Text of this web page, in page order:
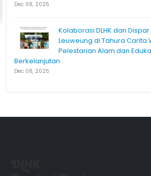
Dec 08, 2025
Kolaborasi DLHK dan
Leuweung di Tahura Carita
Pelestarian Alam dan
Berkelanjutan
Dec 08, 2025